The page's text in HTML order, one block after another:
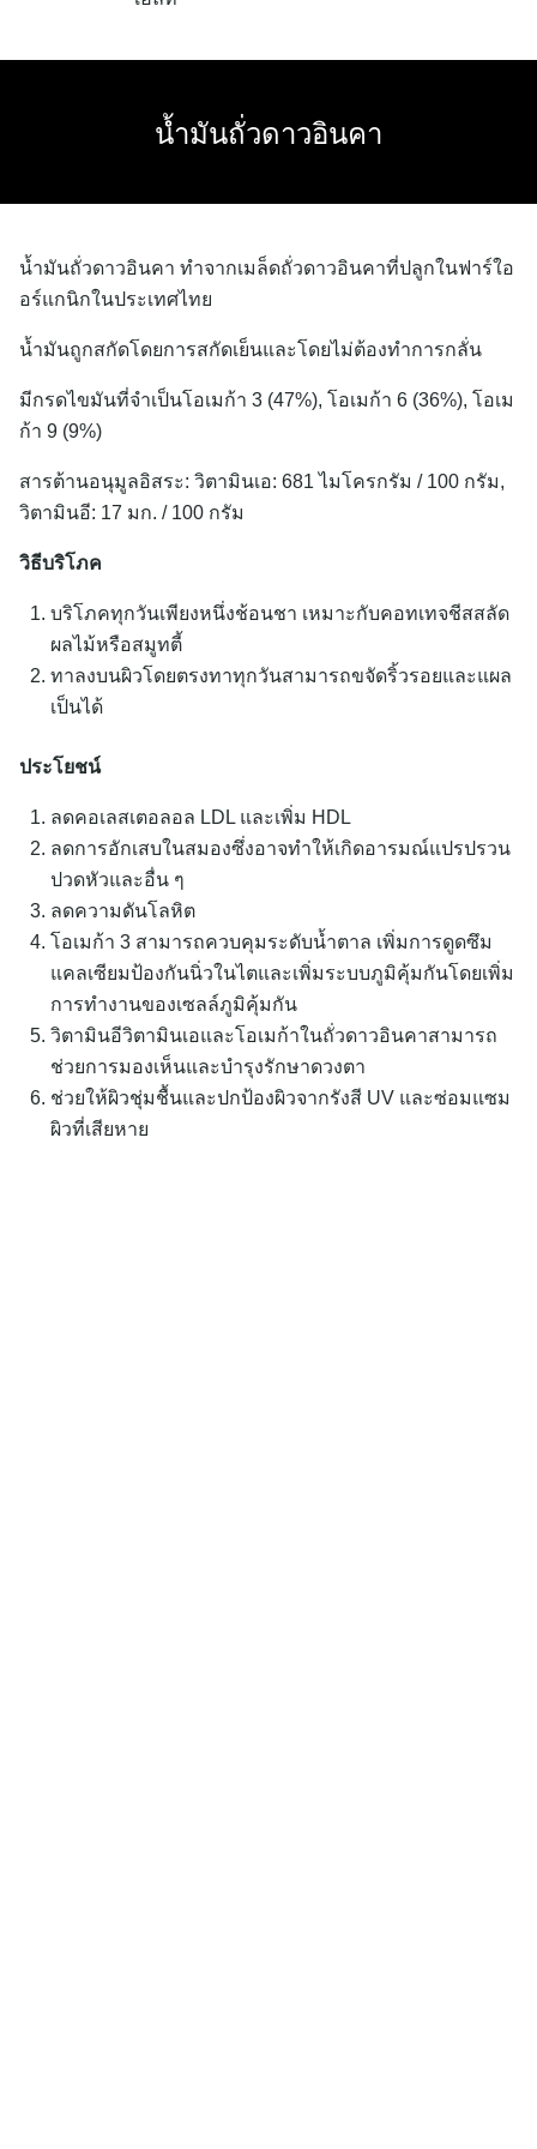
น้ำมันถั่วดาวอินคา
น้ำมันถั่วดาวอินคา ทำจากเมล็ดถั่วดาวอินคาที่ปลูกในฟาร์ใอ
อร์แกนิกในประเทศไทย
น้ำมันถูกสกัดโดยการสกัดเย็นและโดยไม่ต้องทำการกลั่น
มีกรดไขมันที่จำเป็นโอเมก้า 3 (47%), โอเมก้า 6 (36%), โอเม
ก้า 9 (9%)
สารต้านอนุมูลอิสระ: วิตามินเอ: 681 ไมโครกรัม / 100 กรัม,
วิตามินอี: 17 มก. / 100 กรัม
วิธีบริโภค
บริโภคทุกวันเพียงหนึ่งช้อนชา เหมาะกับคอทเทจชีสสลัด
ผลไม้หรือสมูทตี้
ทาลงบนผิวโดยตรงทาทุกวันสามารถขจัดริ้วรอยและแผล
เป็นได้
ประโยชน์
ลดคอเลสเตอลอล LDL และเพิ่ม HDL
ลดการอักเสบในสมองซึ่งอาจทำให้เกิดอารมณ์แปรปรวน
ปวดหัวและอื่น ๆ
ลดความดันโลหิต
โอเมก้า 3 สามารถควบคุมระดับน้ำตาล เพิ่มการดูดซึม
แคลเซียมป้องกันนิ่วในไตและเพิ่มระบบภูมิคุ้มกันโดยเพิ่ม
การทำงานของเซลล์ภูมิคุ้มกัน
วิตามินอีวิตามินเอและโอเมก้าในถั่วดาวอินคาสามารถ
ช่วยการมองเห็นและบำรุงรักษาดวงตา
ช่วยให้ผิวชุ่มชื้นและปกป้องผิวจากรังสี UV และซ่อมแซม
ผิวที่เสียหาย